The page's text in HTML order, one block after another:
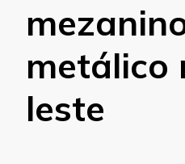
metálico
leste